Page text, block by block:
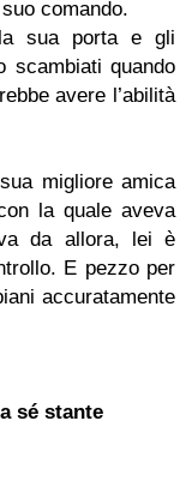
comando.
sua porta e gli
scambiati quando
avere l’abilità
migliore amica
la quale aveva
da allora, lei è
E pezzo per
accuratamente
sé stante